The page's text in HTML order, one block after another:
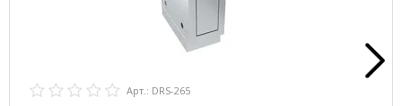
Арт.: DRS-265